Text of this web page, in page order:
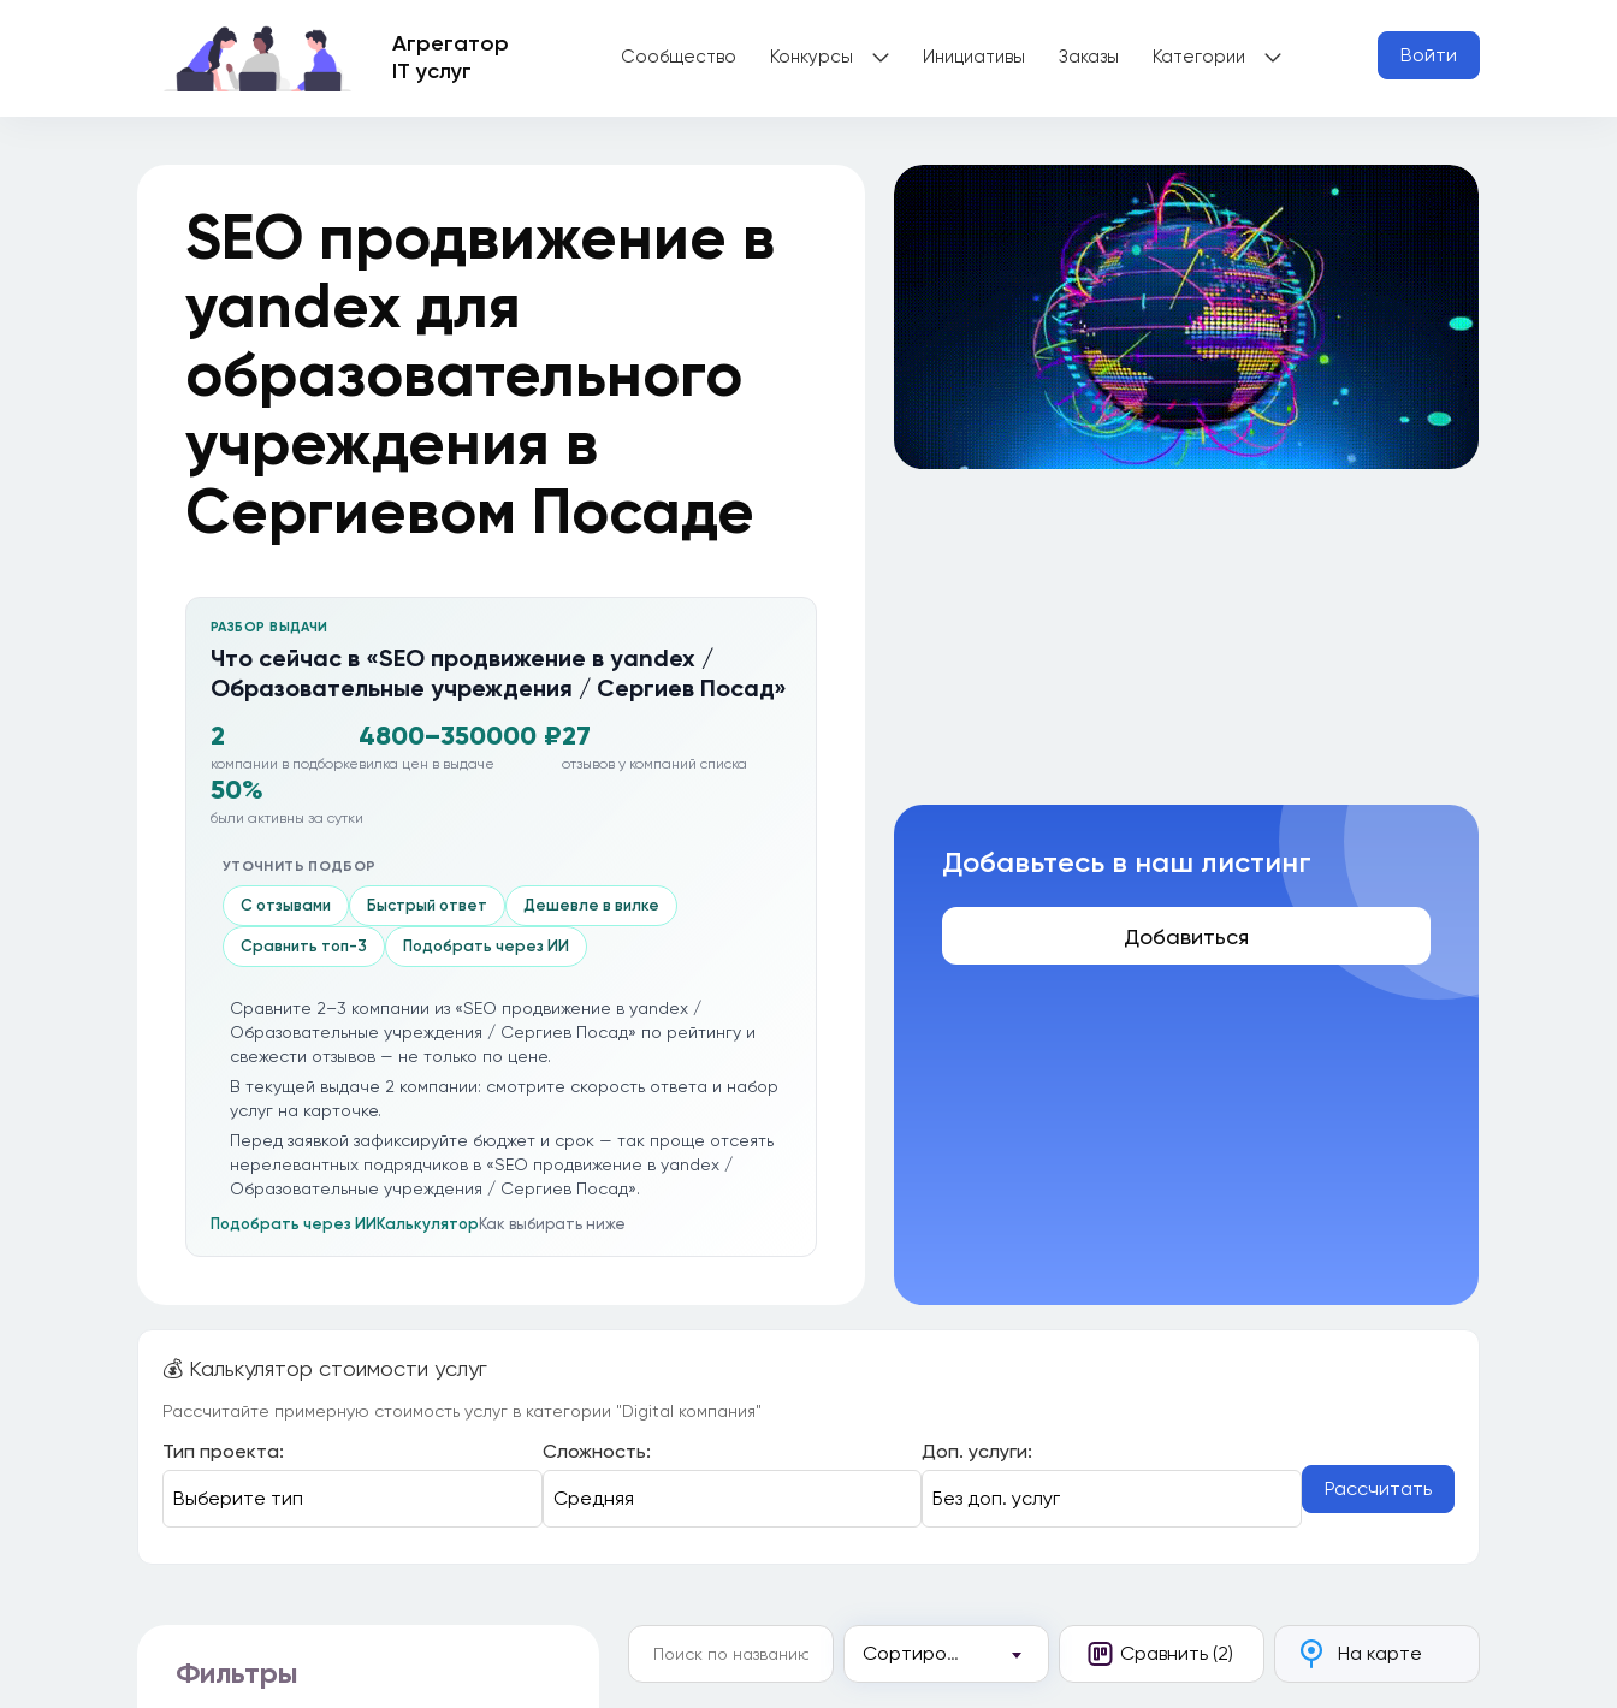
Агрегатор
IT услуг
Сообщество Конкурсы Инициативы Заказы Категории Войти
SEO продвижение в
yandex для
образовательного
учреждения в
Сергиевом Посаде
РАЗБОР ВЫДАЧИ
Что сейчас в «SEO продвижение в yandex /
Образовательные учреждения / Сергиев Посад»
2
компании в подборке
4800–350000 ₽
вилка цен в выдаче
27
отзывов у компаний списка
50%
были активны за сутки
УТОЧНИТЬ ПОДБОР
С отзывами Быстрый ответ Дешевле в вилке
Сравнить топ-3 Подобрать через ИИ
Сравните 2–3 компании из «SEO продвижение в yandex /
Образовательные учреждения / Сергиев Посад» по рейтингу и
свежести отзывов — не только по цене.
В текущей выдаче 2 компании: смотрите скорость ответа и набор
услуг на карточке.
Перед заявкой зафиксируйте бюджет и срок — так проще отсеять
нерелевантных подрядчиков в «SEO продвижение в yandex /
Образовательные учреждения / Сергиев Посад».
Подобрать через ИИКалькуляторКак выбирать ниже
Добавьтесь в наш листинг
Добавиться
💰 Калькулятор стоимости услуг
Рассчитайте примерную стоимость услуг в категории "Digital компания"
Тип проекта: Сложность:
Доп. услуги:
Рассчитать
Фильтры
Сравнить (2)
Сортировка На карте